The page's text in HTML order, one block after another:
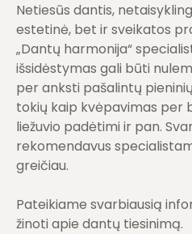
Netiesūs dantis,
estetinė, bet ir sveikatos
„Dantų harmonija“
išsidėstymas gali būti
per anksti pašalintų
tokių kaip kvėpavimas per
liežuvio padėtimi ir pan.
rekomendavus
greičiau.
Pateikiame svarbiausią
žinoti apie dantų tiesinimą.